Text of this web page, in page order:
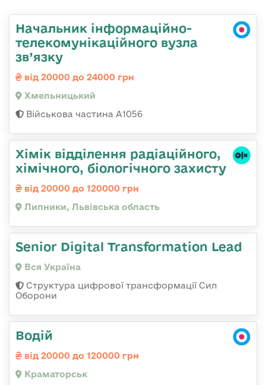
Начальник інформаційно-
телекомунікаційного вузла
зв’язку
від 20000 до 24000 грн
Хмельницький
Військова частина А1056
Хімік відділення радіаційного,
хімічного, біологічного захисту
від 20000 до 120000 грн
Липники, Львівська область
Senior Digital Transformation Lead
Вся Україна
Структура цифрової трансформації Сил
Оборони
Водій
від 20000 до 120000 грн
Краматорськ